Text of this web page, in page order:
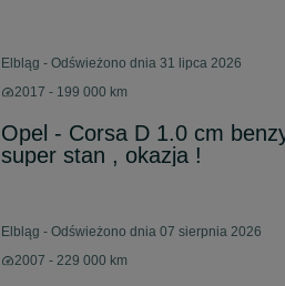
Elbląg - Odświeżono dnia 31 lipca 2026
2017 - 199 000 km
Opel - Corsa D 1.0 cm
super stan , okazja !
Elbląg - Odświeżono dnia 07 sierpnia 2026
2007 - 229 000 km